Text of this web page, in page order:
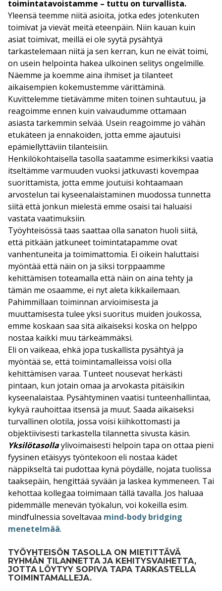
toimintatavoistamme – tuttu on turvallista.
Yleensä teemme niitä asioita, jotka edes jotenkuten
toimivat ja vievät meitä eteenpäin. Niin kauan kuin
asiat toimivat, meillä ei ole syytä pysähtyä
tarkastelemaan niitä ja sen kerran, kun ne eivät toimi,
on usein helpointa hakea ulkoinen selitys ongelmille.
Näemme ja koemme aina ihmiset ja tilanteet
aikaisempien kokemustemme värittäminä.
Kuvittelemme tietävämme miten toinen suhtautuu, ja
reagoimme ennen kuin vaivaudumme ottamaan
asiasta tarkemmin selvää. Usein reagoimme jo vähän
etukäteen ja ennakoiden, jotta emme ajautuisi
epämiellyttäviin tilanteisiin.
Henkilökohtaisella tasolla saatamme esimerkiksi vaatia
itseltämme varmuuden vuoksi jatkuvasti kovempaa
suorittamista, jotta emme joutuisi kohtaamaan
arvostelun tai kyseenalaistaminen muodossa tunnetta
siitä että jonkun mielestä emme osaisi tai haluaisi
vastata vaatimuksiin.
Työyhteisössä taas saattaa olla sanaton huoli siitä,
että pitkään jatkuneet toimintatapamme ovat
vanhentuneita ja toimimattomia. Ei oikein haluttaisi
myöntää että näin on ja siksi torppaamme
kehittämisen toteamalla että näin on aina tehty ja
tämän me osaamme, ei nyt aleta kikkailemaan.
Pahimmillaan toiminnan arvioimisesta ja
muuttamisesta tulee yksi suoritus muiden joukossa,
emme koskaan saa sitä aikaiseksi koska on helppo
nostaa kaikki muu tärkeämmäksi.
Eli on vaikeaa, ehkä jopa tuskallista pysähtyä ja
myöntää se, että toimintamalleissa voisi olla
kehittämisen varaa. Tunteet nousevat herkästi
pintaan, kun jotain omaa ja arvokasta pitäisikin
kyseenalaistaa. Pysähtyminen vaatisi tunteenhallintaa,
kykyä rauhoittaa itsensä ja muut. Saada aikaiseksi
turvallinen olotila, jossa voisi kiihkottomasti ja
objektiivisesti tarkastella tilannetta sivusta käsin.
Yksilötasollaylivoimaisesti helpoin tapa on ottaa pieni
fyysinen etäisyys työntekoon eli nostaa kädet
näppikseltä tai pudottaa kynä pöydälle, nojata tuolissa
taaksepäin, hengittää syvään ja laskea kymmeneen. Tai
kehottaa kollegaa toimimaan tällä tavalla. Jos haluaa
pidemmälle menevän työkalun, voi kokeilla esim.
mindfulnessia soveltavaa mind-body bridging
menetelmää.
TYÖYHTEISÖN TASOLLA ON MIETITTÄVÄ
RYHMÄN TILANNETTA JA KEHITYSVAIHETTA,
JOTTA LÖYTYY SOPIVA TAPA TARKASTELLA
TOIMINTAMALLEJA.